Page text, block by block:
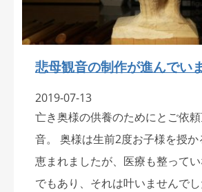
悲母観音の制作が進んでい
2019-07-13
亡き奥様の供養のためにとご依
音。 奥様は生前2度お子様を授
恵まれましたが、医療も整って
でもあり、それは叶いませんで